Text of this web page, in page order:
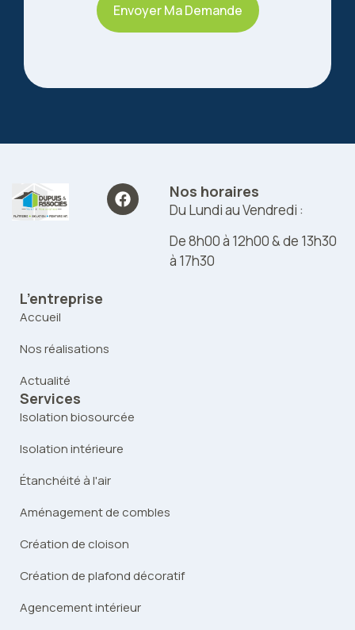
Envoyer Ma Demande
Nos horaires
Du Lundi au Vendredi :
De 8h00 à 12h00 & de 13h30
à 17h30
L’entreprise
Accueil
Nos réalisations
Actualité
Services
Isolation biosourcée
Isolation intérieure
Étanchéité à l'air
Aménagement de combles
Création de cloison
Création de plafond décoratif
Agencement intérieur